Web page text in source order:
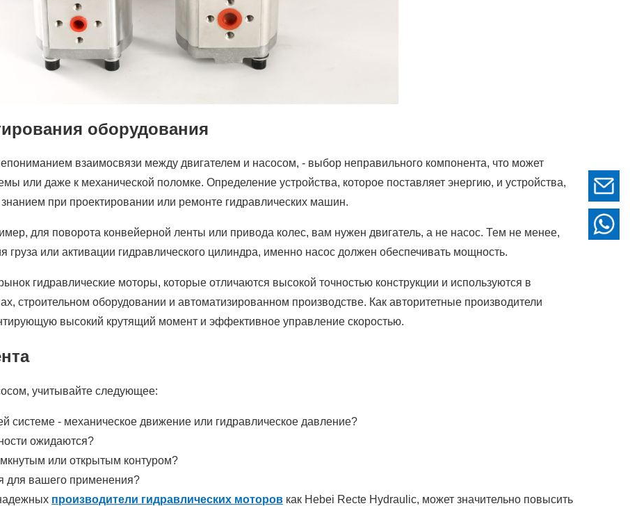
оборудования
взаимосвязи между двигателем и насосом, - выбор неправильного компонента, что может
или даже к механической поломке. Определение устройства, которое поставляет энергию, и устройства,
при проектировании или ремонте гидравлических машин.
для поворота конвейерной ленты или привода колес, вам нужен двигатель, а не насос. Тем не менее,
или активации гидравлического цилиндра, именно насос должен обеспечивать мощность.
гидравлические моторы, которые отличаются высокой точностью конструкции и используются в
строительном оборудовании и автоматизированном производстве. Как авторитетные производители
высокий крутящий момент и эффективное управление скоростью.
учитывайте следующее:
системе - механическое движение или гидравлическое давление?
ожидаются?
или открытым контуром?
для вашего применения?
производители гидравлических моторов как Hebei Recte Hydraulic, может значительно повысить